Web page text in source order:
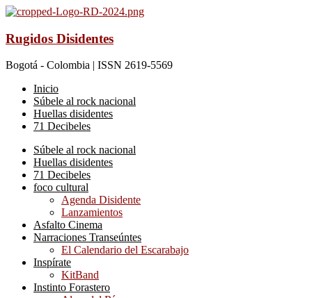
Rugidos Disidentes
Bogotá - Colombia | ISSN 2619-5569
Inicio
Súbele al rock nacional
Huellas disidentes
71 Decibeles
Súbele al rock nacional
Huellas disidentes
71 Decibeles
foco cultural
Agenda Disidente
Lanzamientos
Asfalto Cinema
Narraciones Transeúntes
El Calendario del Escarabajo
Inspírate
KitBand
Instinto Forastero